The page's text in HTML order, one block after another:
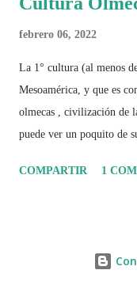
febrero 06, 2022
La 1° cultura (al menos
Mesoamérica, y que es
olmecas , civilización de
puede ver un poquito de
COMPARTIR
1